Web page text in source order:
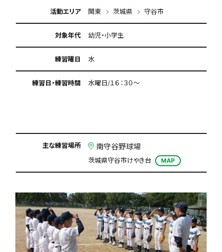
活動エリア 関東 茨城県 守谷市
対象年代 幼児・小学生
練習曜日 水
練習日・練習時間 水曜日/１６：３０～
主な練習場所 南守谷野球場
茨城県守谷市けやき台 MAP